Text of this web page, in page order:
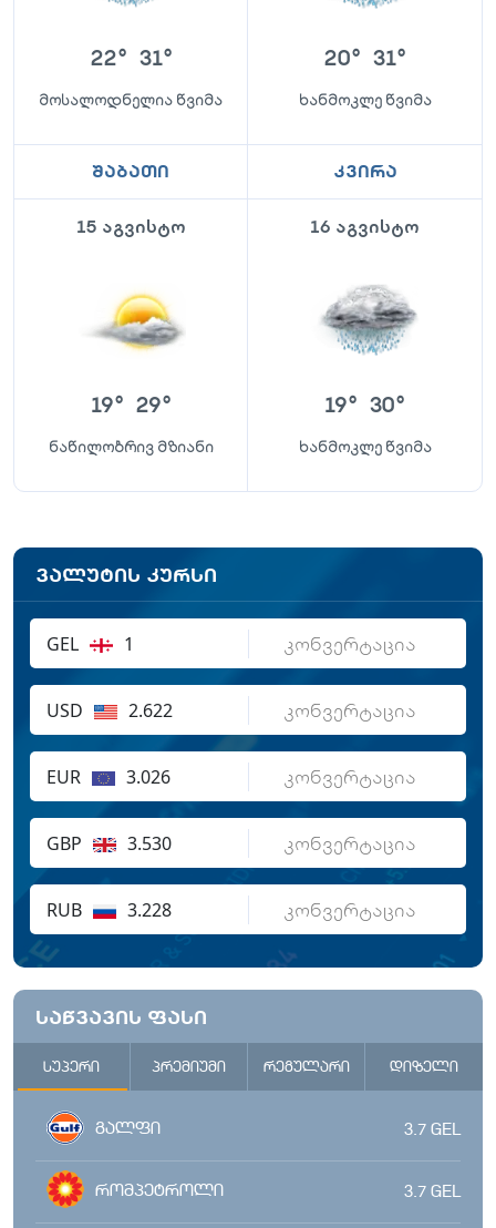
22° 31°
მოსალოდნელია წვიმა
20° 31°
ხანმოკლე წვიმა
შაბათი
15 აგვისტო
19° 29°
ნაწილობრივ მზიანი
კვირა
16 აგვისტო
19° 30°
ხანმოკლე წვიმა
ვალუტის კურსი
GEL 1
USD 2.622
EUR 3.026
GBP 3.530
RUB 3.228
საწვავის ფასი
სუპერი პრემიუმი რეგულარი დიზელი
გალფი 3.7 GEL
რომპეტროლი 3.7 GEL